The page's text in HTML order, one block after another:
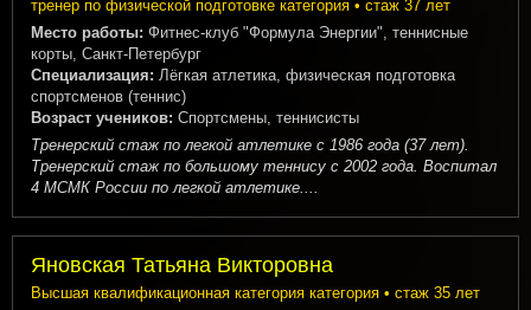
тренер по физической подготовке категория • стаж 37 лет
Место работы: Фитнес-клуб "Формула Энергии", теннисные
корты, Санкт-Петербург
Специализация: Лёгкая атлетика, физическая подготовка
спортсменов (теннис)
Возраст учеников: Спортсмены, теннисисты
Тренерский стаж по легкой атлетике с 1986 года (37 лет).
Тренерский стаж по большому теннису с 2002 года. Воспитал
4 МСМК России по легкой атлетике....
Яновская Татьяна Викторовна
Высшая квалификационная категория категория • стаж 35 лет